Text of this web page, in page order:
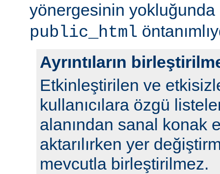
yönergesinin yokluğunda
public_html
Ayrıntıların
Etkinleştirilen ve
kullanıcılara özgü
alanından sanal konak
aktarılırken yer
mevcutla birleştirilmez.